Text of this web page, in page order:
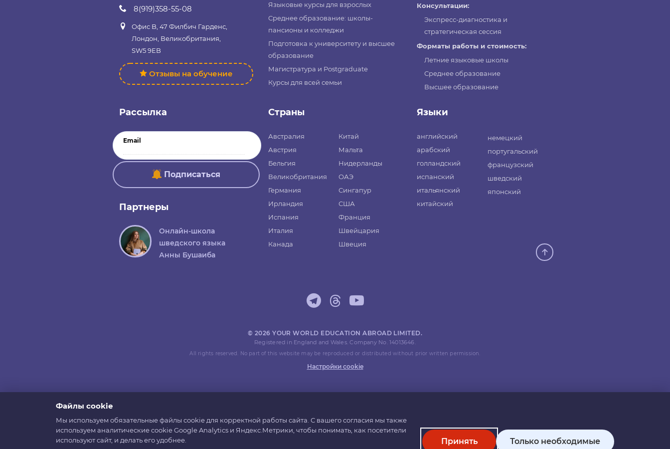
8(919)358-55-08
Офис B, 47 Филбич Гарденс,
Лондон, Великобритания,
SW5 9EB
Отзывы на обучение
Языковые курсы для взрослых
Среднее образование: школы-
пансионы и колледжи
Подготовка к университету и высшее
образование
Магистратура и Postgraduate
Курсы для всей семьи
Консультации:
Экспресс-диагностика и
стратегическая сессия
Форматы работы и стоимость:
Летние языковые школы
Среднее образование
Высшее образование
Рассылка
Email
Подписаться
Партнеры
Онлайн-школа
шведского языка
Анны Бушаиба
Страны
Австралия
Австрия
Бельгия
Великобритания
Германия
Ирландия
Испания
Италия
Канада
Китай
Мальта
Нидерланды
ОАЭ
Сингапур
США
Франция
Швейцария
Швеция
Языки
английский
арабский
голландский
испанский
итальянский
китайский
немецкий
португальский
французский
шведский
японский
© 2026 YOUR WORLD EDUCATION ABROAD LIMITED.
Registered in England and Wales. Company No. 14013646.
All rights reserved. No part of this website may be reproduced or distributed without prior written permission.
Настройки cookie
Файлы cookie
Мы используем обязательные файлы cookie для корректной работы сайта. С вашего согласия мы также
используем аналитические cookie Google Analytics и Яндекс.Метрики, чтобы понимать, как посетители
используют сайт, и делать его удобнее.
Принять Только необходимые